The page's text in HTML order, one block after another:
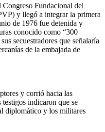
Fundacional del
y llegó a integrar la primera
de 1976 fue detenida y
conocido como “300
secuestradores que señalaría
de la embajada de
y corrió hacia las
indicaron que se
diplomático y los militares